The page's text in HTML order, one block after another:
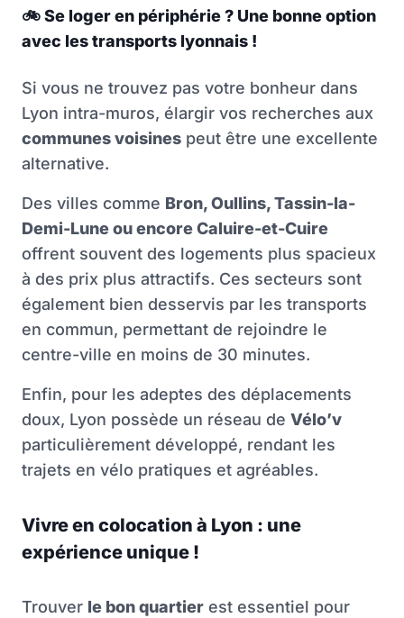
🚲Se loger en périphérie ? Une bonne option
avec les transports lyonnais !
Si vous ne trouvez pas votre bonheur dans
Lyon intra-muros, élargir vos recherches aux
communes voisines peut être une excellente
alternative.
Des villes comme Bron, Oullins, Tassin-la-
Demi-Lune ou encore Caluire-et-Cuire
offrent souvent des logements plus spacieux
à des prix plus attractifs. Ces secteurs sont
également bien desservis par les transports
en commun, permettant de rejoindre le
centre-ville en moins de 30 minutes.
Enfin, pour les adeptes des déplacements
doux, Lyon possède un réseau de Vélo’v
particulièrement développé, rendant les
trajets en vélo pratiques et agréables.
Vivre en colocation à Lyon : une
expérience unique !
Trouver le bon quartier est essentiel pour